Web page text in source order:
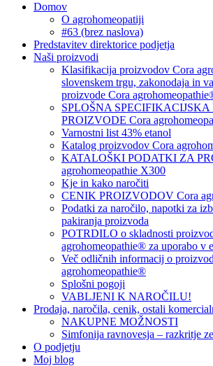
Domov
O agrohomeopatiji
#63 (brez naslova)
Predstavitev direktorice podjetja
Naši proizvodi
Klasifikacija proizvodov Cora
slovenskem trgu, zakonodaja in
proizvode Cora
SPLOŠNA SPECIFIKACIJSKA
PROIZVODE Cora
Varnostni list 43% etanol
Katalog proizvodov Cora
KATALOŠKI PODATKI ZA
agrohomeopathie X300
Kje in kako naročiti
CENIK PROIZVODOV Cora
Podatki za naročilo, napotki za
pakiranja proizvoda
POTRDILO o skladnosti
agrohomeopathie® za uporabo v
Več odličnih informacij o
agrohomeopathie®
Splošni pogoji
VABLJENI K NAROČILU!
Prodaja, naročila, cenik, ostali
NAKUPNE MOŽNOSTI
Simfonija ravnovesja – razkritje
O podjetju
Moj blog